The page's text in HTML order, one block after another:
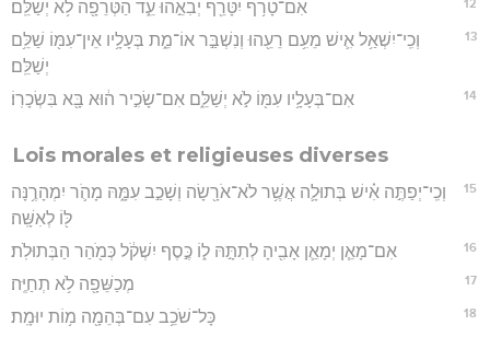
12 אִם־טָרֹ֥ף יִטָּרֵ֖ף יְבִאֵ֣הוּ עֵ֑ד הַטְּרֵפָ֖ה לֹ֥א יְשַׁלֵּֽם׃
13
וְכִֽי־יִשְׁאַ֥ל אִ֛ישׁ מֵעִ֥ם רֵעֵ֖הוּ וְנִשְׁבַּ֣ר אוֹ־מֵ֑ת בְּעָלָ֥יו אֵין־עִמּ֖וֹ שַׁלֵּ֥ם
יְשַׁלֵּֽם׃
14 אִם־בְּעָלָ֥יו עִמּ֖וֹ לֹ֣א יְשַׁלֵּ֑ם אִם־שָׂכִ֣יר ה֔וּא בָּ֖א בִּשְׂכָרֽוֹ׃
Lois morales et religieuses diverses
15
וְכִֽי־יְפַתֶּ֣ה אִ֗ישׁ בְּתוּלָ֛ה אֲשֶׁ֥ר לֹא־אֹרָ֖שָׂה וְשָׁכַ֣ב עִמָּ֑הּ מָהֹ֛ר יִמְהָרֶ֥נָּה
לּ֖וֹ לְאִשָּֽׁה׃
16 אִם־מָאֵ֧ן יְמָאֵ֛ן אָבִ֖יהָ לְתִתָּ֣הּ ל֑וֹ כֶּ֣סֶף יִשְׁקֹ֔ל כְּמֹ֖הַר הַבְּתוּלֹֽת׃
17 מְכַשֵּׁפָ֖ה לֹ֥א תְחַיֶּֽה׃
18 כָּל־שֹׁכֵ֥ב עִם־בְּהֵמָ֖ה מ֥וֹת יוּמָֽת׃